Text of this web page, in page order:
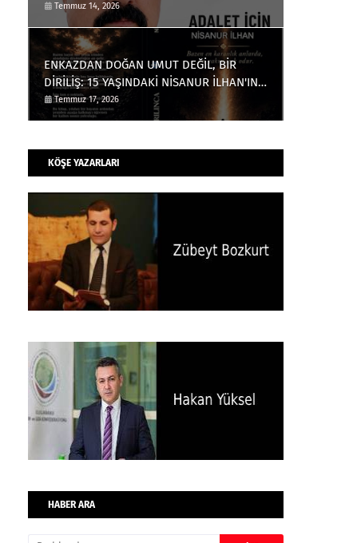
Temmuz 14, 2026
ENKAZDAN DOĞAN UMUT DEĞİL, BİR
DİRİLİŞ: 15 YAŞINDAKİ NİSANUR İLHAN'IN
TÜRKİYE'Yİ DERİNDEN ETKİLEYECEK
HİKÂYESİ
Temmuz 17, 2026
KÖŞE YAZARLARI
HABER ARA